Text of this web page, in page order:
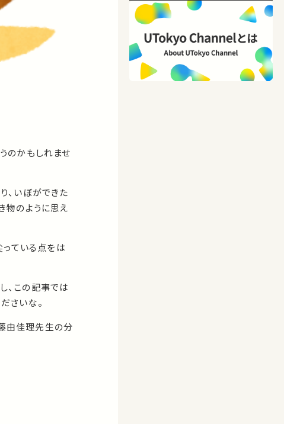
のかもしれませ
、いぼができた
物のように思え
っている点をは
、この記事では
さいな。
由佳理先生の分